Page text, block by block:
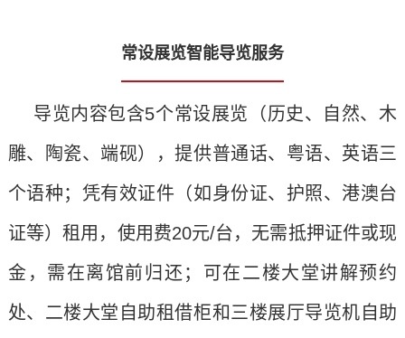
常设展览智能导览服务
导览内容包含5个常设展览（历史、自然、木
雕、陶瓷、端砚），提供普通话、粤语、英语三
个语种；凭有效证件（如身份证、护照、港澳台
证等）租用，使用费20元/台，无需抵押证件或现
金，需在离馆前归还；可在二楼大堂讲解预约
处、二楼大堂自助租借柜和三楼展厅导览机自助